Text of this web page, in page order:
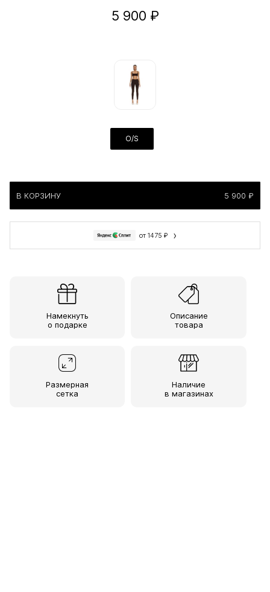
5 900 ₽
O/S
В КОРЗИНУ 5 900 ₽
от 1475 ₽ ›
Намекнуть
о подарке
Описание
товара
Размерная
сетка
Наличие
в магазинах